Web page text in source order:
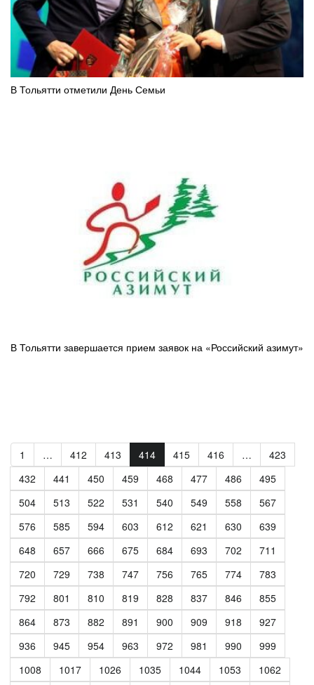
В Тольятти отметили День Семьи
В Тольятти завершается прием заявок на «Российский азимут»
1 … 412 413 414 415 416 …
423
432
441 450 459 468 477 486
495
504
513 522 531 540 549 558
567
576
585 594 603 612 621 630
639
648
657 666 675 684 693 702
711
720
729 738 747 756 765 774
783
792
801 810 819 828 837 846
855
864
873 882 891 900 909 918
927
936
945 954 963 972 981 990
999
1008
1017 1026 1035 1044 1053
1062